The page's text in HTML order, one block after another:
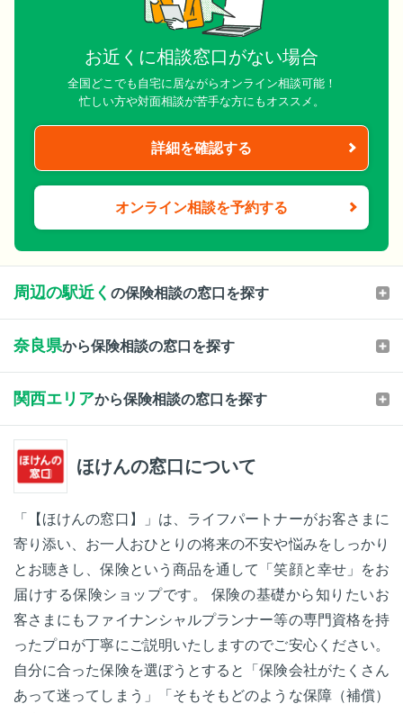
お近くに相談窓口がない場合
全国どこでも自宅に居ながらオンライン相談可能！
忙しい方や対面相談が苦手な方にもオススメ。
詳細を確認する
オンライン相談を予約する
周辺の駅近く の保険相談の窓口を探す
奈良県から保険相談の窓口を探す
関西エリアから保険相談の窓口を探す
ほけんの窓口について
「【ほけんの窓口】」は、ライフパートナーがお客さまに
寄り添い、お一人おひとりの将来の不安や悩みをしっかり
とお聴きし、保険という商品を通して「笑顔と幸せ」をお
届けする保険ショップです。 保険の基礎から知りたいお
客さまにもファイナンシャルプランナー等の専門資格を持
ったプロが丁寧にご説明いたしますのでご安心ください。
自分に合った保険を選ぼうとすると「保険会社がたくさん
あって迷ってしまう」「そもそもどのような保障（補償）